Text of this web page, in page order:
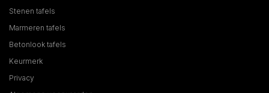
Stenen tafels
Marmeren tafels
Betonlook tafels
Keurmerk
Privacy